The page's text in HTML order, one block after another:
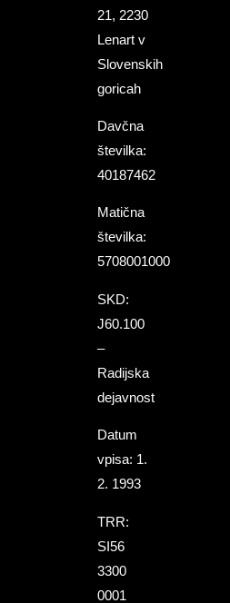
21, 2230
Lenart v
Slovenskih
goricah
Davčna
številka:
40187462
Matična
številka:
5708001000
SKD:
J60.100
–
Radijska
dejavnost
Datum
vpisa: 1.
2. 1993
TRR:
SI56
3300
0001